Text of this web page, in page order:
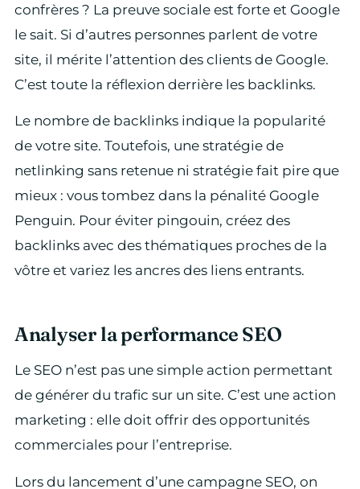
confrères ? La preuve sociale est forte et Google
le sait. Si d’autres personnes parlent de votre
site, il mérite l’attention des clients de Google.
C’est toute la réflexion derrière les backlinks.
Le nombre de backlinks indique la popularité
de votre site. Toutefois, une stratégie de
netlinking sans retenue ni stratégie fait pire que
mieux : vous tombez dans la pénalité Google
Penguin. Pour éviter pingouin, créez des
backlinks avec des thématiques proches de la
vôtre et variez les ancres des liens entrants.
Analyser la performance SEO
Le SEO n’est pas une simple action permettant
de générer du trafic sur un site. C’est une action
marketing : elle doit offrir des opportunités
commerciales pour l’entreprise.
Lors du lancement d’une campagne SEO, on